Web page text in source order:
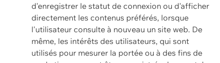
d'enregistrer le statut de connexion ou d'afficher
directement les contenus préférés, lorsque
l'utilisateur consulte à nouveau un site web. De
même, les intérêts des utilisateurs, qui sont
utilisés pour mesurer la portée ou à des fins de